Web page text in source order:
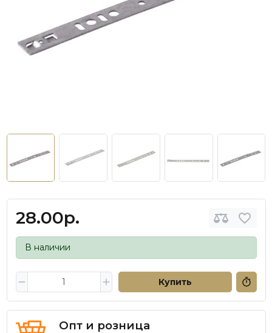
28.00р.
В наличии
Купить
Опт и розница